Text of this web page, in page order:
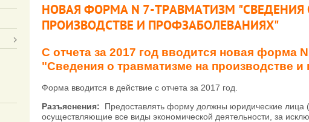
НОВАЯ ФОРМА N 7-ТРАВМАТИЗМ
ПРОИЗВОДСТВЕ И ПРОФЗАБОЛЕВАНИЯХ"
С отчета за 2017 год вводится новая форма
"Сведения о травматизме на производстве
Форма вводится в действие с отчета за 2017 год.
Разъяснения: Предоставлять форму должны юридические лица
осуществляющие все виды экономической деятельности, за